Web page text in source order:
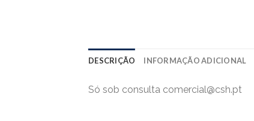
DESCRIÇÃO INFORMAÇÃO ADICIONAL
Só sob consulta comercial@csh.pt